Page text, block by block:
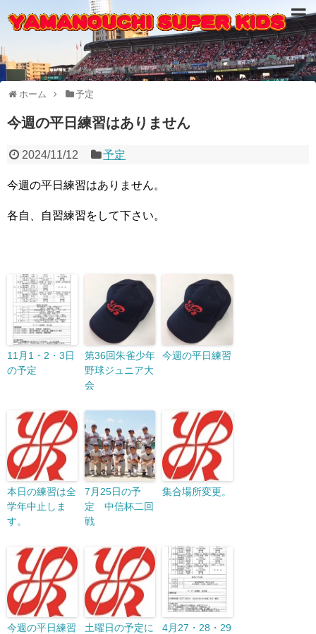
ホーム 予定
今週の平日練習はありません
2024/11/12 予定
今週の平日練習はありません。
各自、自習練習をして下さい。
11月1・2・3日
の予定
第36回朱雀少年
野球ジュニア大
会
今週の平日練習
本日の練習は全
学年中止しま
す。
7月25日の予
定 中信杯二回
戦
集合場所変更。
今週の平日練習
土曜日の予定に
4月27・28・29